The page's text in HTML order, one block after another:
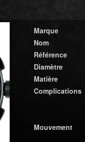
Marque
Nom
Référence
Diamètre
Matière
Complications
Mouvement